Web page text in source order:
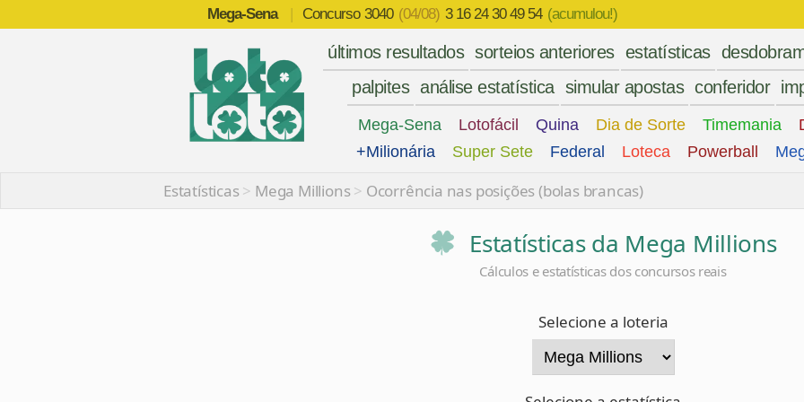
Mega-Sena | Concurso 3040 (04/08) 3 16 24 30 49 54 (acumulou!)
últimos resultados sorteios anteriores estatísticas
palpites análise estatística simular apostas conferidor
Mega-Sena Lotofácil Quina Dia de Sorte Timemania
+Milionária
Super Sete Federal Loteca Powerball
Estatísticas> Mega Millions> Ocorrência nas posições (bolas brancas)
Estatísticas da Mega Millions
Cálculos e estatísticas dos concursos reais
Selecione a loteria